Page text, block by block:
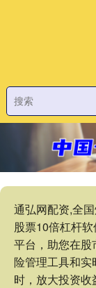
通弘网配资,全
股票10倍杠杆
平台，助您在
险管理工具和
时，放大投资